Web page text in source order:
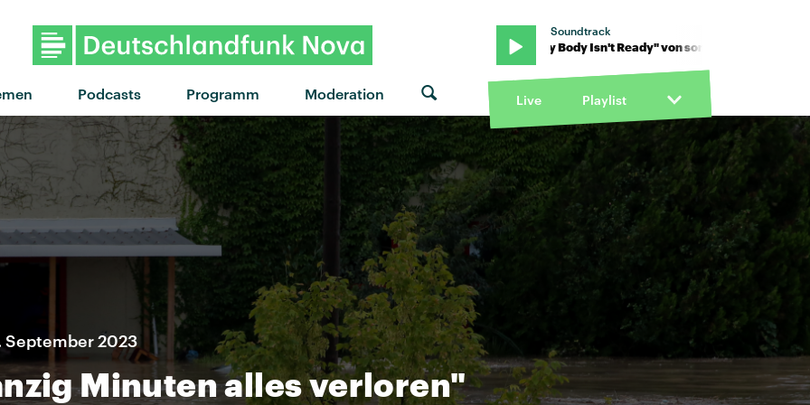
Podcasts Programm Moderation
Soundtrack
"My Body Isn't Ready" von sombr · "My Body Isn't Ready" von sombr · "My Body Isn't Ready"
Live Playlist
2023
Minuten alles verloren"